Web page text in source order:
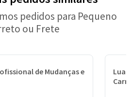
pedidos para Pequeno
ou Frete
de Mudanças e